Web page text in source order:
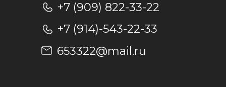
Отправляя заявку, я даю согласие на
обработку персональных данных